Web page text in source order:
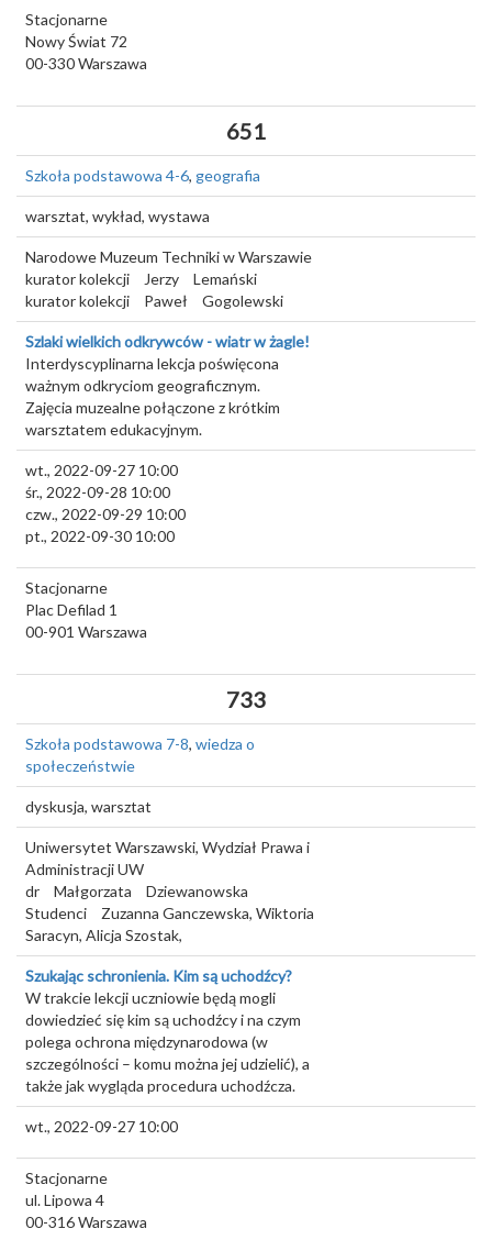
Stacjonarne
Nowy Świat 72
00-330Warszawa
651
Szkoła podstawowa 4-6, geografia
warsztat, wykład, wystawa
Narodowe Muzeum Techniki w Warszawie
kurator kolekcji
Jerzy
Lemański
kurator kolekcji
Paweł Gogolewski
Szlaki wielkich odkrywców - wiatr w żagle!
Interdyscyplinarna lekcja poświęcona
ważnym odkryciom geograficznym.
Zajęcia muzealne połączone z krótkim
warsztatem edukacyjnym.
wt., 2022-09-27 10:00
śr., 2022-09-28 10:00
czw., 2022-09-29 10:00
pt., 2022-09-30 10:00
Stacjonarne
Plac Defilad 1
00-901 Warszawa
733
Szkoła podstawowa 7-8, wiedza o
społeczeństwie
dyskusja, warsztat
Uniwersytet Warszawski, Wydział Prawa i
Administracji UW
dr
Małgorzata
Dziewanowska
Studenci
Zuzanna Ganczewska, Wiktoria
Saracyn, Alicja Szostak,
Szukając schronienia. Kim są uchodźcy?
W trakcie lekcji uczniowie będą mogli
dowiedzieć się kim są uchodźcy i na czym
polega ochrona międzynarodowa (w
szczególności – komu można jej udzielić), a
także jak wygląda procedura uchodźcza.
wt., 2022-09-27 10:00
Stacjonarne
ul. Lipowa 4
00-316Warszawa